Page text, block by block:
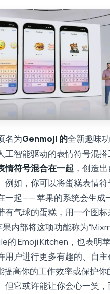
名为Genmoji 的全新趣味
工智能驱动的表情符号混搭
情符号混合在一起 ，创造
例如，你可以将蛋糕表情
一起—— 苹果的系统会生成
有气球的蛋糕，用一个图
果内部将这项功能称为
的 Emoji Kitchen，也表明
用户进行更多有趣的、自
提高你的工作效率或保护你
但它或许能让你会心一笑